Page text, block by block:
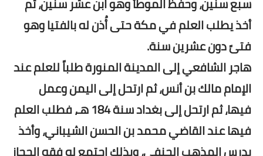
أخذ يطلب العلم في مكة حتى أُذن له بالفتيا وهو
فتىً دون عشرين سنة.
هاجر الشافعي إلى المدينة المنورة طلباً للعلم عند
الإمام مالك بن أنس، ثم ارتحل إلى اليمن وعمل
فيها، ثم ارتحل إلى بغداد سنة 184 هـ، فطلب العلم
فيها عند القاضي محمد بن الحسن الشيباني، وأخذ
يدرس المذهب الحنفي، وبذلك اجتمع له فقه الحجاز